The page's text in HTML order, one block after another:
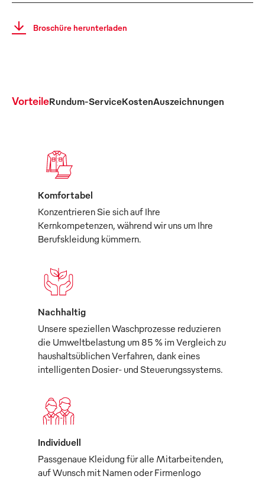
Broschüre herunterladen
VorteileRundum-ServiceKostenAuszeichnungen
Komfortabel
Konzentrieren Sie sich auf Ihre
Kernkompetenzen, während wir uns um Ihre
Berufskleidung kümmern.
Nachhaltig
Unsere speziellen Waschprozesse reduzieren
die Umweltbelastung um 85 % im Vergleich zu
haushaltsüblichen Verfahren, dank eines
intelligenten Dosier- und Steuerungssystems.
Individuell
Passgenaue Kleidung für alle Mitarbeitenden,
auf Wunsch mit Namen oder Firmenlogo